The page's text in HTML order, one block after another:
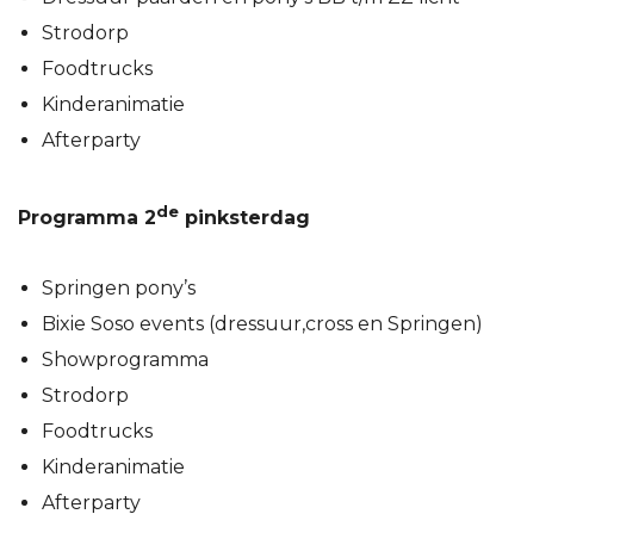
Strodorp
Foodtrucks
Kinderanimatie
Afterparty
Programma 2de pinksterdag
Springen pony’s
Bixie Soso events (dressuur,cross en Springen)
Showprogramma
Strodorp
Foodtrucks
Kinderanimatie
Afterparty